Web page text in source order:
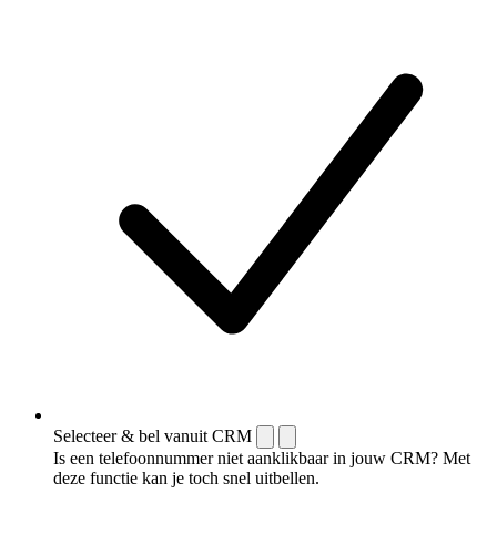
Selecteer & bel vanuit CRM
Is een telefoonnummer niet aanklikbaar in jouw CRM? Met
deze functie kan je toch snel uitbellen.